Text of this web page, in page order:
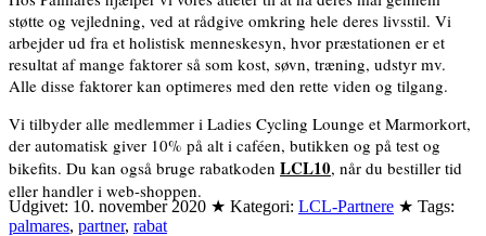
støtte og vejledning, ved at rådgive omkring hele deres livsstil. Vi
arbejder ud fra et holistisk menneskesyn, hvor præstationen er et
resultat af mange faktorer så som kost, søvn, træning, udstyr mv.
Alle disse faktorer kan optimeres med den rette viden og tilgang.
Vi tilbyder alle medlemmer i Ladies Cycling Lounge et Marmorkort,
der automatisk giver 10% på alt i caféen, butikken og på test og
bikefits. Du kan også bruge rabatkoden LCL10, når du bestiller tid
eller handler i web-shoppen.
Udgivet: 10. november 2020 ★ Kategori: LCL-Partnere ★ Tags:
palmares, partner, rabat